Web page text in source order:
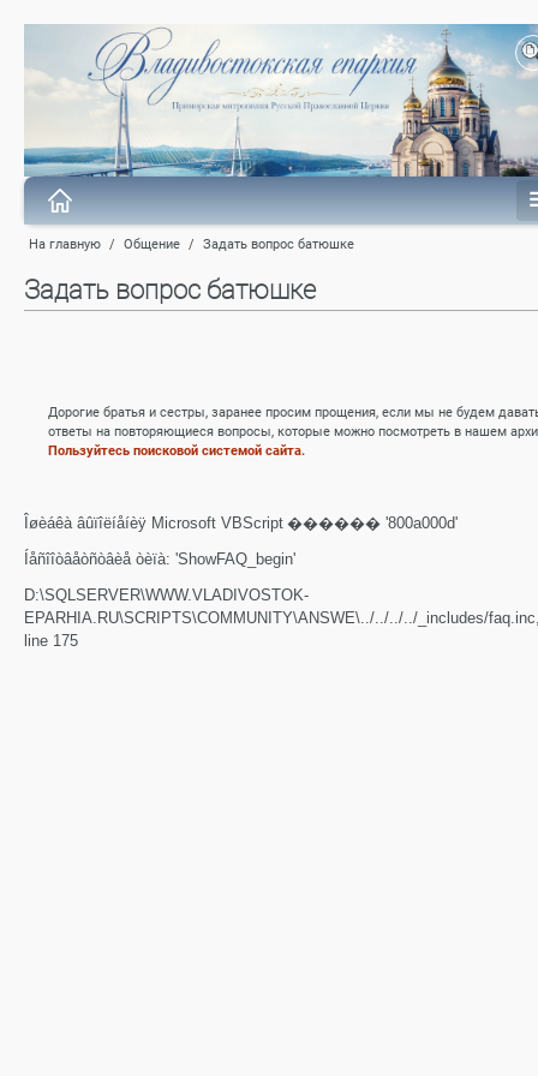
На главную / Общение / Задать вопрос батюшке
Задать вопрос батюшке
Дорогие братья и сестры, заранее просим прощения, если мы не будем
ответы на повторяющиеся вопросы, которые можно посмотреть в нашем
Пользуйтесь поисковой системой сайта.
Îøèáêà âûïîëíåíèÿ Microsoft VBScript ������ '800a000d'
Íåñîîòâåòñòâèå òèïà: 'ShowFAQ_begin'
D:\SQLSERVER\WWW.VLADIVOSTOK-
EPARHIA.RU\SCRIPTS\COMMUNITY\ANSWE\../../../../_includes/faq.inc
line 175